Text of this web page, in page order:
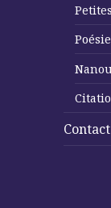
Poésie
Nanou
Contact